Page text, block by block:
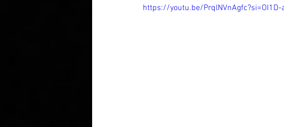
https://youtu.be/PrqlNVnAgfc?si=OI1D-